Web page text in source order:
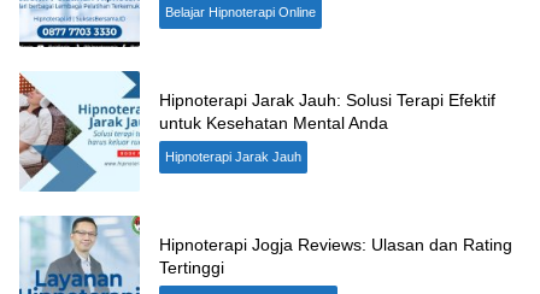
Belajar Hipnoterapi Online
Hipnoterapi Jarak Jauh: Solusi Terapi Efektif
untuk Kesehatan Mental Anda
Hipnoterapi Jarak Jauh
Hipnoterapi Jogja Reviews: Ulasan dan Rating
Tertinggi